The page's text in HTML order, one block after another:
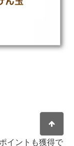
イントも獲得で